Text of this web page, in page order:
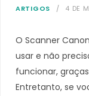
ARTIGOS 4 DE
O Scanner
usar e não
funcionar,
Entretanto, se